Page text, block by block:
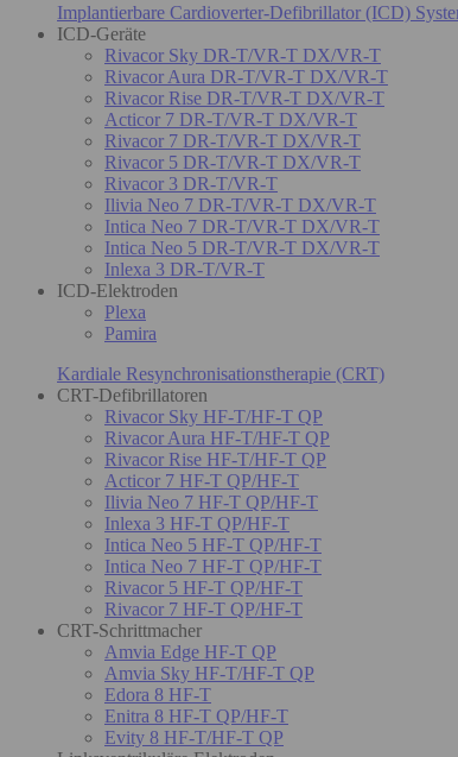
Implantierbare Cardioverter-Defibrillator (ICD)
ICD-Geräte
Rivacor Sky DR-T/VR-T DX/VR-T
Rivacor Aura DR-T/VR-T DX/VR-T
Rivacor Rise DR-T/VR-T DX/VR-T
Acticor 7 DR-T/VR-T DX/VR-T
Rivacor 7 DR-T/VR-T DX/VR-T
Rivacor 5 DR-T/VR-T DX/VR-T
Rivacor 3 DR-T/VR-T
Ilivia Neo 7 DR-T/VR-T DX/VR-T
Intica Neo 7 DR-T/VR-T DX/VR-T
Intica Neo 5 DR-T/VR-T DX/VR-T
Inlexa 3 DR-T/VR-T
ICD-Elektroden
Plexa
Pamira
Kardiale Resynchronisationstherapie (CRT)
CRT-Defibrillatoren
Rivacor Sky HF-T/HF-T QP
Rivacor Aura HF-T/HF-T QP
Rivacor Rise HF-T/HF-T QP
Acticor 7 HF-T QP/HF-T
Ilivia Neo 7 HF-T QP/HF-T
Inlexa 3 HF-T QP/HF-T
Intica Neo 5 HF-T QP/HF-T
Intica Neo 7 HF-T QP/HF-T
Rivacor 5 HF-T QP/HF-T
Rivacor 7 HF-T QP/HF-T
CRT-Schrittmacher
Amvia Edge HF-T QP
Amvia Sky HF-T/HF-T QP
Edora 8 HF-T
Enitra 8 HF-T QP/HF-T
Evity 8 HF-T/HF-T QP